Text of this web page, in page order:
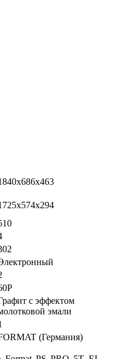
с эффектом
эмали
(Германия)